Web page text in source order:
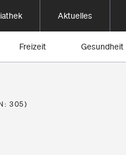
Aktuelles
Freizeit Gesundheit
305)